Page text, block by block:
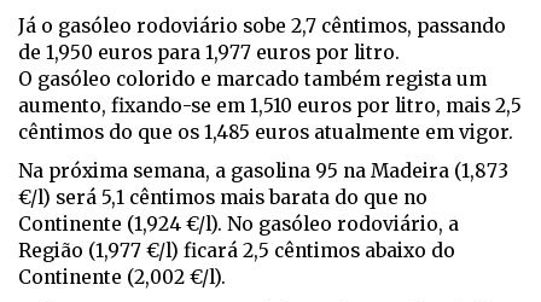
Já o gasóleo rodoviário sobe 2,7 cêntimos, passando
de 1,950 euros para 1,977 euros por litro.
O gasóleo colorido e marcado também regista um
aumento, fixando-se em 1,510 euros por litro, mais 2,5
cêntimos do que os 1,485 euros atualmente em vigor.
Na próxima semana, a gasolina 95 na Madeira (1,873
€/l) será 5,1 cêntimos mais barata do que no
Continente (1,924 €/l). No gasóleo rodoviário, a
Região (1,977 €/l) ficará 2,5 cêntimos abaixo do
Continente (2,002 €/l).